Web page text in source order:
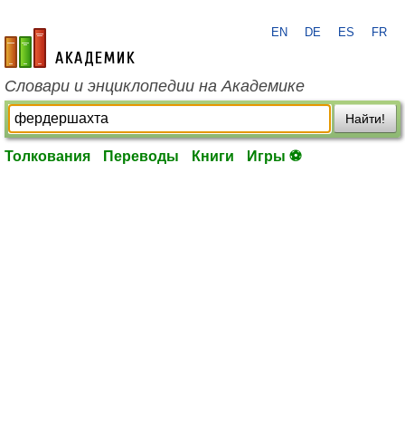
academic.ru
EN DE ES FR
Словари и энциклопедии на Академике
Найти!
Толкования Переводы Книги Игры ⚽